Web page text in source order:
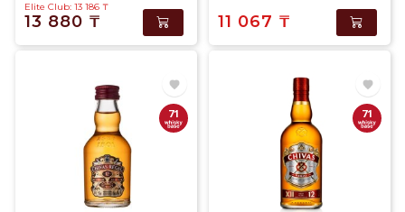
Elite Club: 13 186 ₸
13 880 ₸ 11 067 ₸
71 71